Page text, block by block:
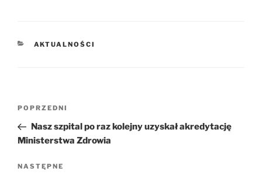
KATEGORIE
AKTUALNOŚCI
wpisu
Poprzedni
wpis
POPRZEDNI
Nasz szpital po raz kolejny uzyskał akredytację
Ministerstwa Zdrowia
Następny
NASTĘPNE